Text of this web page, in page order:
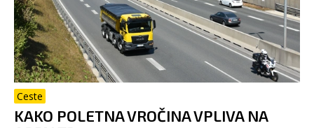
Ceste
KAKO POLETNA VROČINA VPLIVA NA